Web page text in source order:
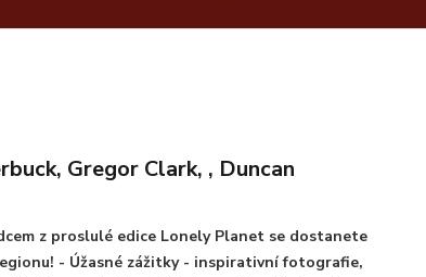
Gregor Clark, , Duncan
z proslulé edice Lonely Planet se dostanete
- Úžasné zážitky - inspirativní fotografie,